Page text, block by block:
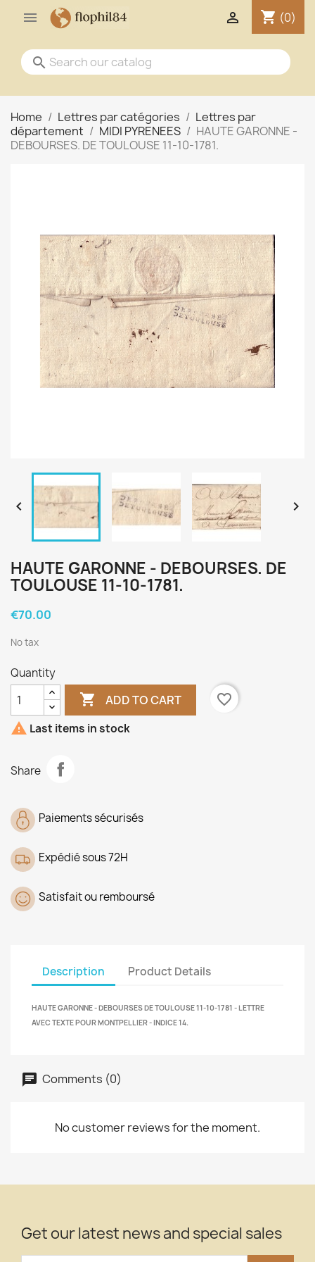
 shopping_cart (0)

search
Home Lettres par catégories
Lettres par
département
MIDI PYRENEES
HAUTE GARONNE -
DEBOURSES. DE TOULOUSE 11-10-1781.
 
HAUTE GARONNE - DEBOURSES. DE
TOULOUSE 11-10-1781.
€70.00
No tax
Quantity
 ADD TO CART
favorite_border
 Last items in stock
Share
Paiements sécurisés
Expédié sous 72H
Satisfait ou remboursé
Description Product Details
HAUTE GARONNE - DEBOURSES DE TOULOUSE 11-10-1781 - LETTRE
AVEC TEXTE POUR MONTPELLIER - INDICE 14.
Comments (0)
No customer reviews for the moment.
Get our latest news and special sales